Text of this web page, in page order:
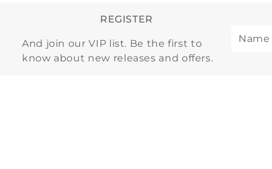
REGISTER
And join our VIP list. Be the first to
know about new releases and offers.